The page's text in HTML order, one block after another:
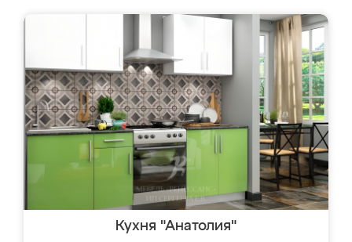
Кухня "Анатолия"